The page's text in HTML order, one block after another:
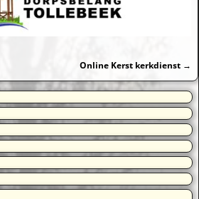
Online Kerst kerkdienst →